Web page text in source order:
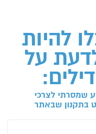
להיות
על
שמסרתי לצרכי
בתקנון שבאתר